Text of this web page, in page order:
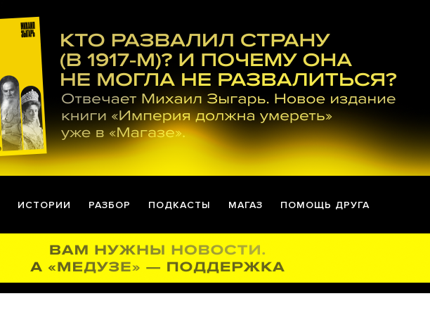
ИСТОРИИ РАЗБОР ПОДКАСТЫ МАГАЗ ПОМОЩЬ ДРУГА